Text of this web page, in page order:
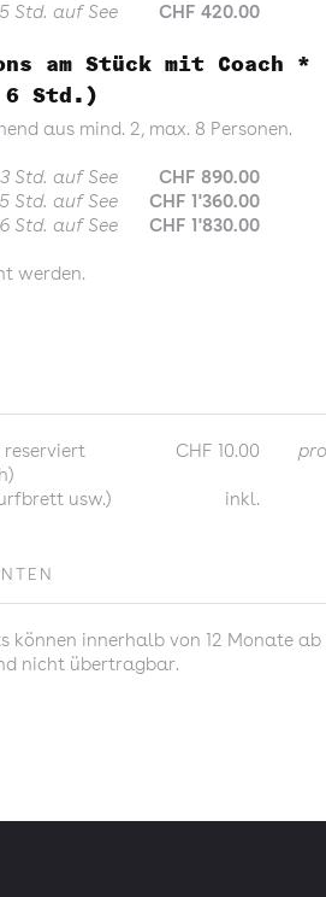
Std. auf See CHF 420.00
am Stück mit Coach *
Std.)
aus mind. 2, max. 8 Personen.
3 Std. auf See
CHF 890.00
Std. auf See
CHF 1'360.00
6 Std. auf See CHF 1'830.00
werden.
CHF 10.00
usw.) inkl.
können innerhalb von 12 Monate
nicht übertragbar.